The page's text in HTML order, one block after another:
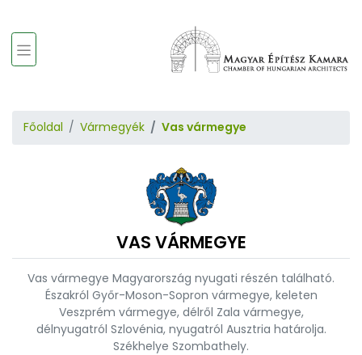
Főoldal Vármegyék Vas vármegye
VAS VÁRMEGYE
Vas vármegye Magyarország nyugati részén található.
Északról Győr-Moson-Sopron vármegye, keleten
Veszprém vármegye, délről Zala vármegye,
délnyugatról Szlovénia, nyugatról Ausztria határolja.
Székhelye Szombathely.